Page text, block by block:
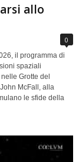
allo
0
il programma di
spaziali
Grotte del
McFall, alla
le sfide della